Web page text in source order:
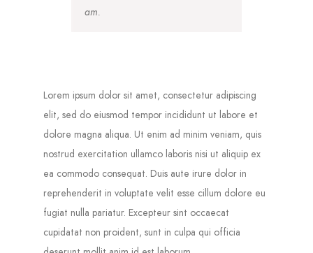
am.
Lorem ipsum dolor sit amet, consectetur adipiscing
elit, sed do eiusmod tempor incididunt ut labore et
dolore magna aliqua. Ut enim ad minim veniam, quis
nostrud exercitation ullamco laboris nisi ut aliquip ex
ea commodo consequat. Duis aute irure dolor in
reprehenderit in voluptate velit esse cillum dolore eu
fugiat nulla pariatur. Excepteur sint occaecat
cupidatat non proident, sunt in culpa qui officia